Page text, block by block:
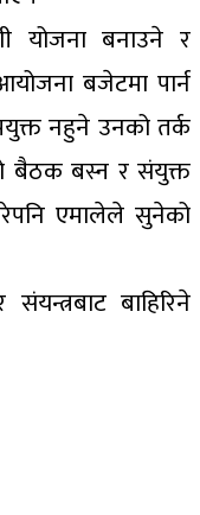
बनाउने र
बजेटमा पार्न
नहुने उनको तर्क
बस्न र संयुक्त
एमालेले सुनेको
बाहिरिने